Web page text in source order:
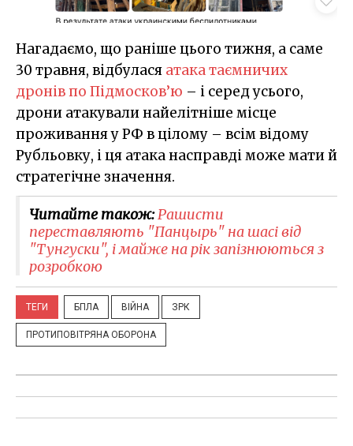
Нагадаємо, що раніше цього тижня, а саме
30 травня, відбулася атака таємничих
дронів по Підмосков’ю – і серед усього,
дрони атакували найелітніше місце
проживання у РФ в цілому – всім відому
Рубльовку, і ця атака насправді може мати й
стратегічне значення.
Читайте також:Рашисти
переставляють "Панцырь" на шасі від
"Тунгуски", і майже на рік запізнюються з
розробкою
ТЕГИ БПЛА ВІЙНА ЗРК
ПРОТИПОВІТРЯНА ОБОРОНА